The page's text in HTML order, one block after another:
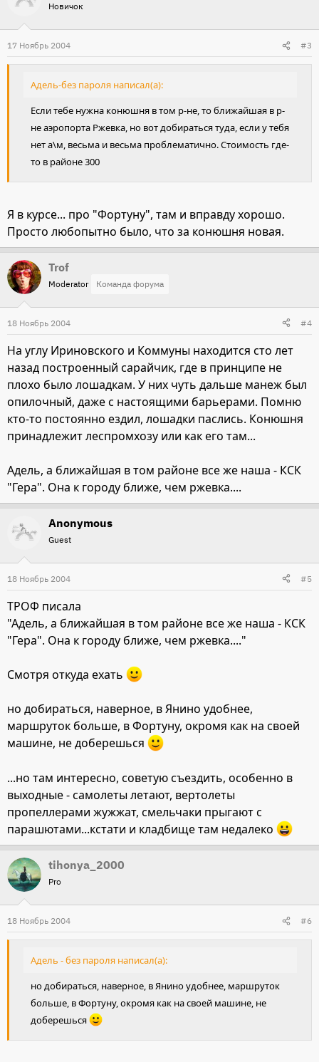
Новичок
17 Ноябрь 2004 #3
Адель-без пароля написал(а):
Если тебе нужна конюшня в том р-не, то ближайшая в р-
не аэропорта Ржевка, но вот добираться туда, если у тебя
нет а\м, весьма и весьма проблематично. Стоимость где-
то в районе 300
Я в курсе... про "Фортуну", там и вправду хорошо.
Просто любопытно было, что за конюшня новая.
Trof
Moderator Команда форума
18 Ноябрь 2004 #4
На углу Ириновского и Коммуны находится сто лет
назад построенный сарайчик, где в принципе не
плохо было лошадкам. У них чуть дальше манеж был
опилочный, даже с настоящими барьерами. Помню
кто-то постоянно ездил, лошадки паслись. Конюшня
принадлежит леспромхозу или как его там...
Адель, а ближайшая в том районе все же наша - КСК
"Гера". Она к городу ближе, чем ржевка....
Anonymous
Guest
18 Ноябрь 2004 #5
ТРОФ писала
"Адель, а ближайшая в том районе все же наша - КСК
"Гера". Она к городу ближе, чем ржевка...."
Смотря откуда ехать
но добираться, наверное, в Янино удобнее,
маршруток больше, в Фортуну, окромя как на своей
машине, не доберешься
...но там интересно, советую съездить, особенно в
выходные - самолеты летают, вертолеты
пропеллерами жужжат, смельчаки прыгают с
парашютами...кстати и кладбище там недалеко
tihonya_2000
Pro
18 Ноябрь 2004 #6
Адель - без пароля написал(а):
но добираться, наверное, в Янино удобнее, маршруток
больше, в Фортуну, окромя как на своей машине, не
доберешься